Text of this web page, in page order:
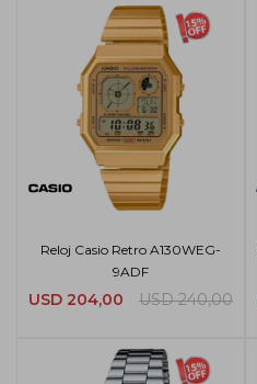
Reloj Casio Retro A130WEG-
9ADF
USD 204,00 USD 240,00